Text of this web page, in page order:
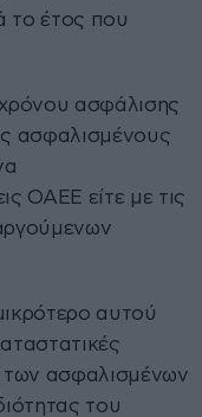
το έτος που
ασφάλισης
ασφαλισµένους
ΟΑΕΕ είτε µε τις
αυτού
των ασφαλισµένων
του